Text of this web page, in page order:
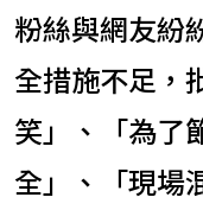
粉絲與網友紛
全措施不足，
笑」、「為了
全」、「現場